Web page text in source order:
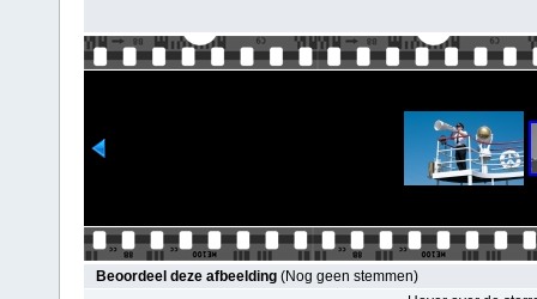
Beoordeel deze afbeelding (Nog geen stemmen)